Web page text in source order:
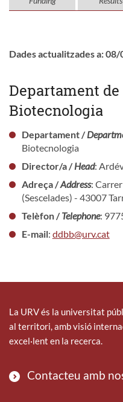
Dades actualitzades a:
Departament
Biotecnologia
Departament /
Biotecnologia
Director/a /Head:
Adreça /Address:
(Sescelades) - 43007
Telèfon /Telephone:
E-mail: ddbb@urv.cat
La URV és la universitat
al territori, amb visió
excel·lent en la recerca.
Contacteu amb